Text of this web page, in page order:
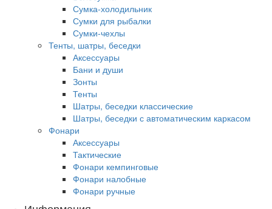
Сумка-холодильник
Сумки для рыбалки
Сумки-чехлы
Тенты, шатры, беседки
Аксессуары
Бани и души
Зонты
Тенты
Шатры, беседки классические
Шатры, беседки с автоматическим каркасом
Фонари
Аксессуары
Тактические
Фонари кемпинговые
Фонари налобные
Фонари ручные